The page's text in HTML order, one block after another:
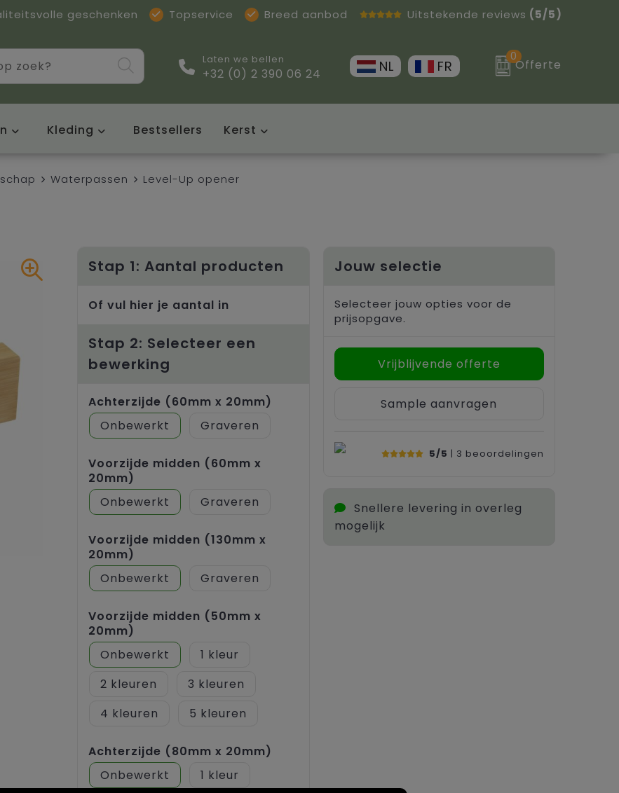
geschenken Topservice Breed aanbod Uitstekende reviews (5/5)
Laten we bellen
+32 (0) 2 390 06 24 NL FR
0
Offerte
Kleding Bestsellers Kerst
Waterpassen Level-Up opener
Stap 1: Aantal producten
Of vul hier je aantal in
Stap 2: Selecteer een
bewerking
Achterzijde (60mm x 20mm)
Onbewerkt
Graveren
Voorzijde midden (60mm x
20mm)
Onbewerkt
Graveren
Voorzijde midden (130mm x
20mm)
Onbewerkt
Graveren
Voorzijde midden (50mm x
20mm)
Onbewerkt
1
2
3
4
5
Achterzijde (80mm x 20mm)
Onbewerkt
1
Jouw selectie
Selecteer jouw opties voor de
prijsopgave.
Vrijblijvende offerte
Sample aanvragen
5/5 | 3 beoordelingen
Snellere levering in overleg
mogelijk